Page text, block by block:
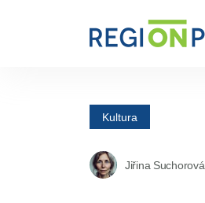
Kultura
Jiřina Suchorová